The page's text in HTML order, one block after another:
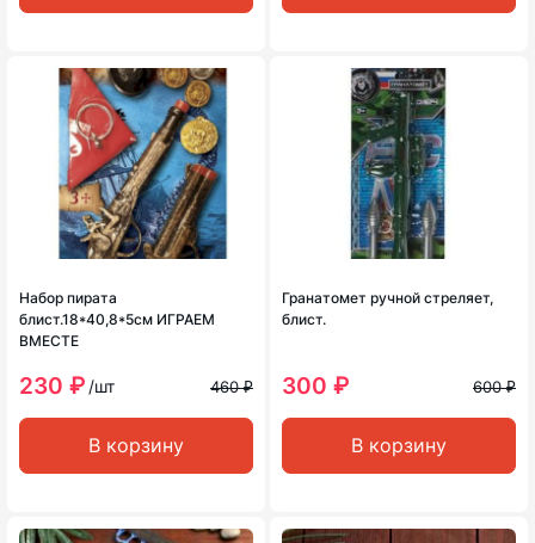
Набор пирата
блист.18*40,8*5см ИГРАЕМ
ВМЕСТЕ
230 ₽ /шт 460 ₽
В корзину
Гранатомет ручной стреляет,
блист.
300 ₽ 600 ₽
В корзину